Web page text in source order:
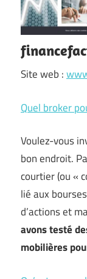
Site web :
Quel broker
Voulez-vous
bon endroit.
courtier (ou «
lié aux
d’actions et
avons testé
mobilières